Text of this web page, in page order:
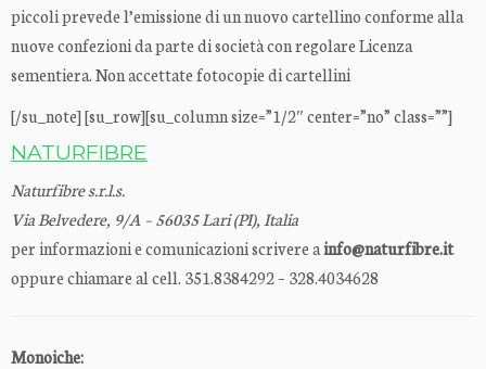
piccoli prevede l’emissione di un nuovo cartellino conforme alla
nuove confezioni da parte di società con regolare Licenza
sementiera. Non accettate fotocopie di cartellini
[/su_note] [su_row][su_column size=”1/2″ center=”no” class=””]
NATURFIBRE
Naturfibre s.r.l.s.
Via Belvedere, 9/A – 56035 Lari (PI), Italia
per informazioni e comunicazioni scrivere ainfo@naturfibre.it
oppure chiamare al cell. 351.8384292 – 328.4034628
Monoiche: